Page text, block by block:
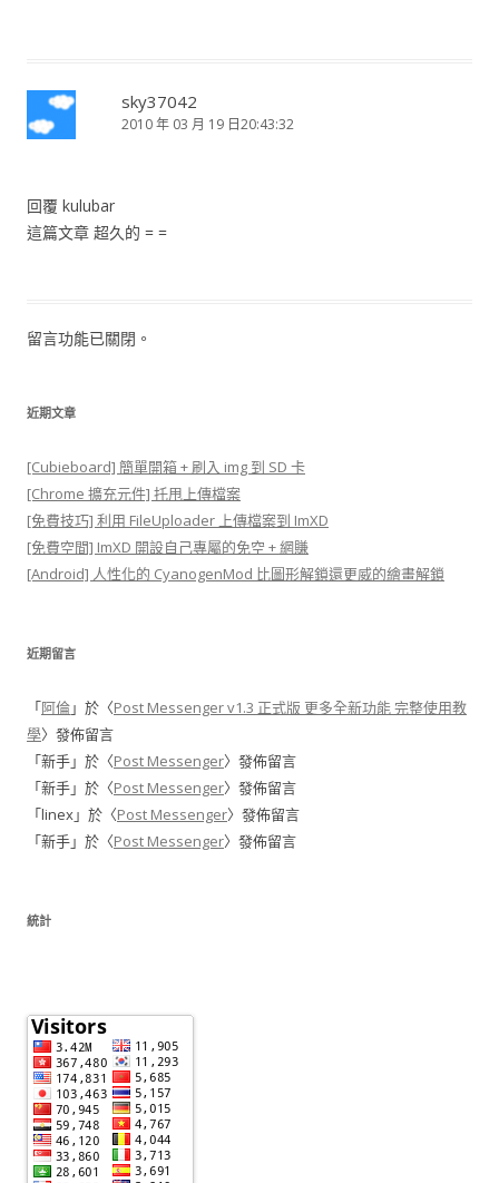
sky37042
2010 年 03 月 19 日20:43:32
回覆 kulubar
這篇文章 超久的 = =
留言功能已關閉。
近期文章
[Cubieboard] 簡單開箱 + 刷入 img 到 SD 卡
[Chrome 擴充元件] 托甩上傳檔案
[免費技巧] 利用 FileUploader 上傳檔案到 ImXD
[免費空間] ImXD 開設自己專屬的免空 + 網賺
[Android] 人性化的 CyanogenMod 比圖形解鎖還更威的繪畫解鎖
近期留言
「阿倫」於〈Post Messenger v1.3 正式版 更多全新功能 完整使用教
學〉發佈留言
「新手」於〈Post Messenger〉發佈留言
「新手」於〈Post Messenger〉發佈留言
「linex」於〈Post Messenger〉發佈留言
「新手」於〈Post Messenger〉發佈留言
統計